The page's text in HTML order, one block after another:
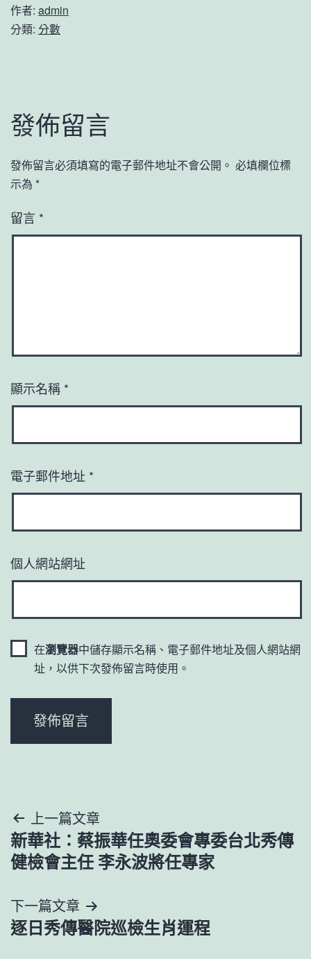
作者: admin
分類: 分數
發佈留言
發佈留言必須填寫的電子郵件地址不會公開。 必填欄位標
示為 *
留言 *
顯示名稱 *
電子郵件地址 *
個人網站網址
在瀏覽器中儲存顯示名稱、電子郵件地址及個人網站網
址，以供下次發佈留言時使用。
文
章
覽
上一篇文章
新華社：蔡振華任奧委會專委台北秀傳
健檢會主任 李永波將任專家
下一篇文章
逐日秀傳醫院巡檢生肖運程